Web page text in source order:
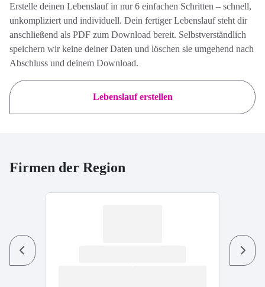
Erstelle deinen Lebenslauf in nur 6 einfachen Schritten – schnell,
unkompliziert und individuell. Dein fertiger Lebenslauf steht dir
anschließend als PDF zum Download bereit. Selbstverständlich
speichern wir keine deiner Daten und löschen sie umgehend nach
Abschluss und deinem Download.
Lebenslauf erstellen
Firmen der Region
Previous Next